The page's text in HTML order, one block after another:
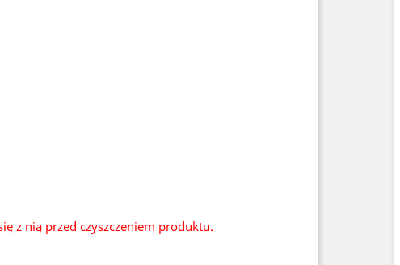
z nią przed czyszczeniem produktu.